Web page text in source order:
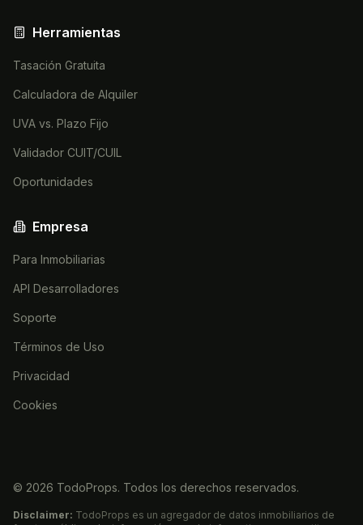
Herramientas
Tasación Gratuita
Calculadora de Alquiler
UVA vs. Plazo Fijo
Validador CUIT/CUIL
Oportunidades
Empresa
Para Inmobiliarias
API Desarrolladores
Soporte
Términos de Uso
Privacidad
Cookies
© 2026 TodoProps. Todos los derechos reservados.
Disclaimer: TodoProps es un agregador de datos inmobiliarios de